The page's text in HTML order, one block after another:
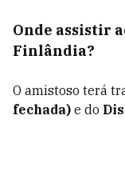
Onde assistir
Finlândia?
O amistoso terá
fechada) e do